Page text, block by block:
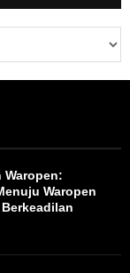
Waropen:
Waropen